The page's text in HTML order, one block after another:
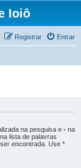
Ioiô
Entrar
Registrar
na pesquisa e - na
lista de palavras
encontrada. Use *